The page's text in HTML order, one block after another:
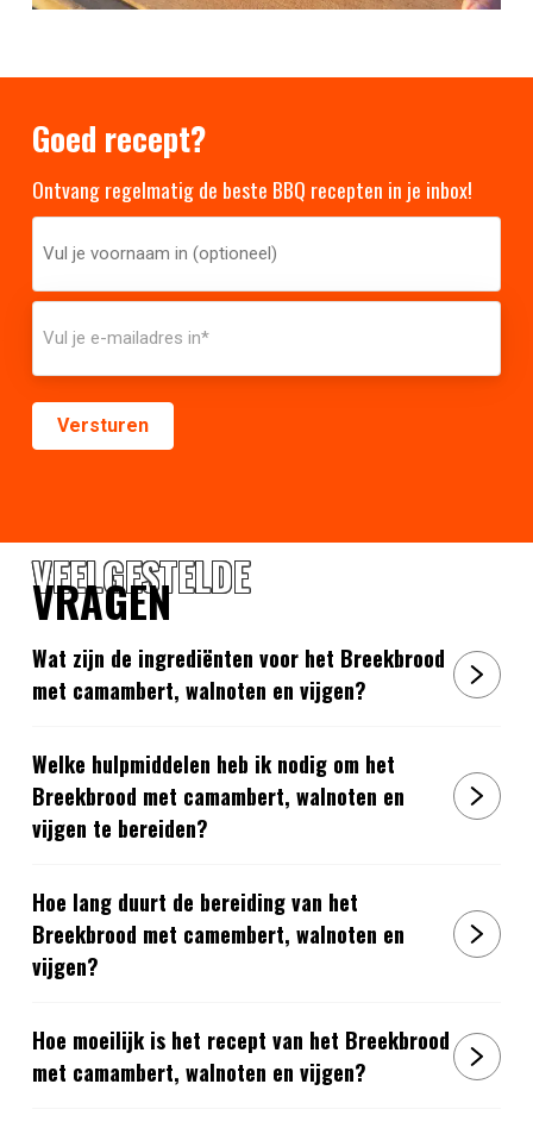
Goed recept?
Ontvang regelmatig de beste BBQ recepten in je inbox!
VEELGESTELDE
VRAGEN
Wat zijn de ingrediënten voor het Breekbrood
met camambert, walnoten en vijgen?
Welke hulpmiddelen heb ik nodig om het
Breekbrood met camambert, walnoten en
vijgen te bereiden?
Hoe lang duurt de bereiding van het
Breekbrood met camembert, walnoten en
vijgen?
Hoe moeilijk is het recept van het Breekbrood
met camambert, walnoten en vijgen?